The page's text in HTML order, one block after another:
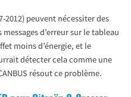
2012) peuvent nécessiter des
d’erreur sur le tableau
moins d’énergie, et le
détecter cela comme une
résout ce problème.